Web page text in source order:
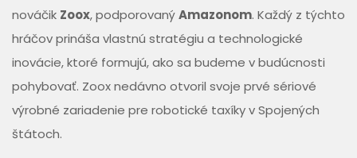
nováčik Zoox, podporovanýAmazonom. Každý z týchto
hráčov prináša vlastnú stratégiu a technologické
inovácie, ktoré formujú, ako sa budeme v budúcnosti
pohybovať. Zoox nedávno otvoril svoje prvé sériové
výrobné zariadenie pre robotické taxíky v Spojených
štátoch.